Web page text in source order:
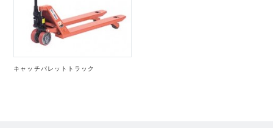
キャッチパレットトラック